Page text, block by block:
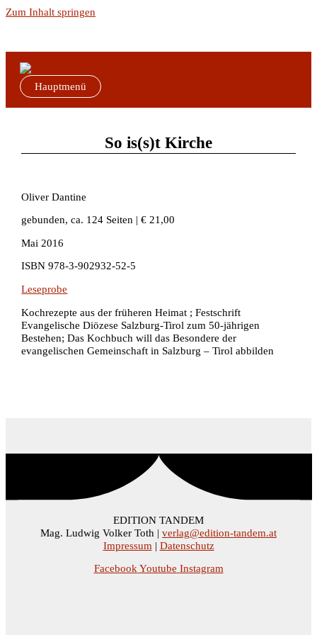
Zum Inhalt springen
Hauptmenü
So is(s)t Kirche
Oliver Dantine
gebunden, ca. 124 Seiten | € 21,00
Mai 2016
ISBN978-3-902932-52-5
Leseprobe
Kochrezepte aus der früheren Heimat ; Festschrift
Evangelische Diözese Salzburg-Tirol zum 50-jährigen
Bestehen; Das Kochbuch will das Besondere der
evangelischen Gemeinschaft in Salzburg – Tirol abbilden
EDITION TANDEM
Mag. Ludwig Volker Toth | verlag@edition-tandem.at
Impressum | Datenschutz
Facebook Youtube Instagram